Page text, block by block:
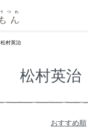
松村英治
松村英治
おすすめ順